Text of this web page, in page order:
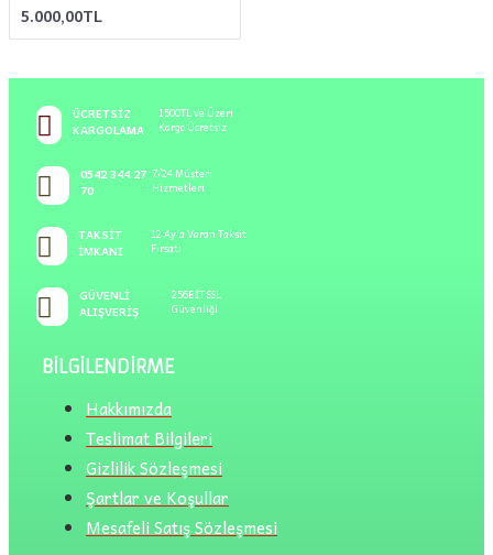
5.000,00TL
ÜCRETSIZ
KARGOLAMA
1500TL ve Üzeri
Kargo Ücretsiz
0542 344 27
70
7/24 Müşteri
Hizmetleri
TAKSIT
İMKANI
12 Ay'a Varan Taksit
Fırsatı
GÜVENLI
ALIŞVERIŞ
256BİT SSL
Güvenliği
BILGILENDIRME
Hakkımızda
Teslimat Bilgileri
Gizlilik Sözleşmesi
Şartlar ve Koşullar
Mesafeli Satış Sözleşmesi